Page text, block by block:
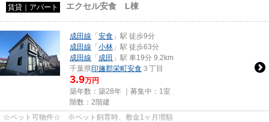
賃貸｜アパート エクセル安食 L棟
成田線 「安食 」駅 徒歩9分
成田線 「小林 」駅 徒歩63分
成田線 「成田 」駅 車19分 9.2km
千葉県印旛郡栄町安食 ３丁目
3.9万円
築年数：築28年 ｜募集中： 1室
階数：2階建
☆ペット可物件☆ ※ペット飼育時、敷金1ヶ月増額